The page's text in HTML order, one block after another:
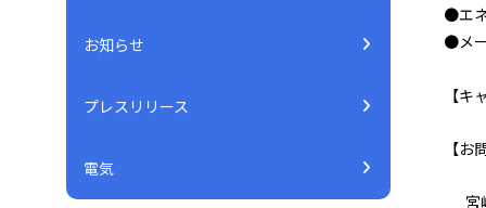
お知らせ
プレスリリース
電気
●エ
●メ
【
【お
宮